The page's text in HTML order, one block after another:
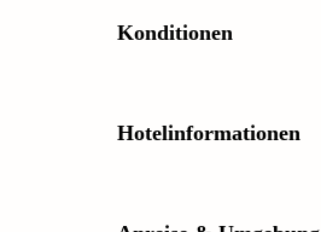
Konditionen
Hotelinformationen